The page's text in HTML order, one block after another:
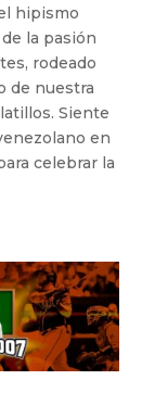
hipismo
la pasión
rodeado
de nuestra
Siente
en
celebrar la